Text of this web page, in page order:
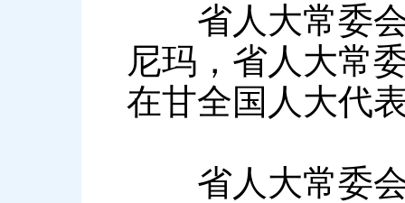
省人大常委会
尼玛，省人大常
在甘全国人大代
省人大常委会